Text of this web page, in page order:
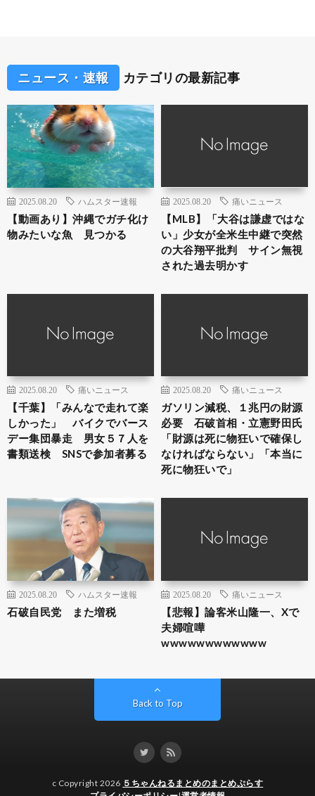
ニュース・速報 カテゴリの最新記事
2025.08.20 ハムスター速報
【動画あり】沖縄でガチ化け
物みたいな魚 見つかる
2025.08.20 痛いニュース
【MLB】「大谷は謙虚ではな
い」少女が全米生中継で突然
の大谷翔平批判 サイン無視
された過去明かす
2025.08.20 痛いニュース
【千葉】「みんなで走れて楽
しかった」 バイクでバース
デー集団暴走 男女５７人を
書類送検 SNSで参加者募る
2025.08.20 痛いニュース
ガソリン減税、１兆円の財源
必要 石破首相・立憲野田氏
「財源は死に物狂いで確保し
なければならない」「本当に
死に物狂いで」
2025.08.20 ハムスター速報
石破自民党 また増税
2025.08.20 痛いニュース
【悲報】論客米山隆一、Xで
夫婦喧嘩
wwwwwwwwwwww
Back to Top
c Copyright 2026 ５ちゃんねるまとめのまとめぷらす